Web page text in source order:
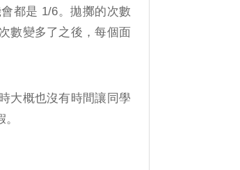
都是 1/6。拋擲的次數
數變多了之後，每個面
大概也沒有時間讓同學